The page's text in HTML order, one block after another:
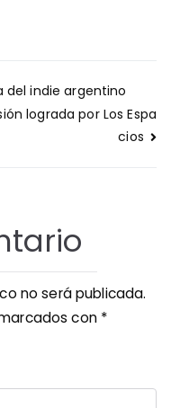
del indie argentino
lograda por Los Espa
cios
no será publicada.
con *